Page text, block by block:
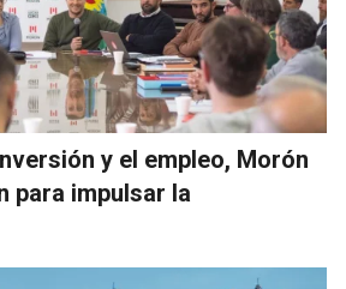
y el empleo, Morón
para impulsar la